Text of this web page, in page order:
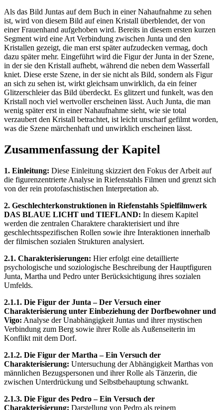
Als das Bild Juntas auf dem Buch in einer Nahaufnahme zu sehen
ist, wird von diesem Bild auf einen Kristall überblendet, der von
einer Frauenhand aufgehoben wird. Bereits in diesem ersten kurzen
Segment wird eine Art Verbindung zwischen Junta und den
Kristallen gezeigt, die man erst später aufzudecken vermag, doch
dazu später mehr. Eingeführt wird die Figur der Junta in der Szene,
in der sie den Kristall aufhebt, während die neben dem Wasserfall
kniet. Diese erste Szene, in der sie nicht als Bild, sondern als Figur
an sich zu sehen ist, wirkt gleichsam unwirklich, da ein feiner
Glitzerschleier das Bild überdeckt. Es glitzert und funkelt, was den
Kristall noch viel wertvoller erscheinen lässt. Auch Junta, die man
wenig später erst in einer Nahaufnahme sieht, wie sie total
verzaubert den Kristall betrachtet, ist leicht unscharf gefilmt worden,
was die Szene märchenhaft und unwirklich erscheinen lässt.
Zusammenfassung der Kapitel
1. Einleitung: Diese Einleitung skizziert den Fokus der Arbeit auf
die figurenzentrierte Analyse in Riefenstahls Filmen und grenzt sich
von der rein protofaschistischen Interpretation ab.
2. Geschlechterkonstruktionen in Riefenstahls Spielfilmwerk
DAS BLAUE LICHT und TIEFLAND: In diesem Kapitel
werden die zentralen Charaktere charakterisiert und ihre
geschlechtsspezifischen Rollen sowie ihre Interaktionen innerhalb
der filmischen sozialen Strukturen analysiert.
2.1. Charakterisierungen: Hier erfolgt eine detaillierte
psychologische und soziologische Beschreibung der Hauptfiguren
Junta, Martha und Pedro unter Berücksichtigung ihres sozialen
Umfelds.
2.1.1. Die Figur der Junta – Der Versuch einer
Charakterisierung unter Einbeziehung der Dorfbewohner und
Vigo: Analyse der Unabhängigkeit Juntas und ihrer mystischen
Verbindung zum Berg sowie ihrer Rolle als Außenseiterin im
Konflikt mit dem Dorf.
2.1.2. Die Figur der Martha – Ein Versuch der
Charakterisierung: Untersuchung der Abhängigkeit Marthas von
männlichen Bezugspersonen und ihrer Rolle als Tänzerin, die
zwischen Unterdrückung und Selbstbehauptung schwankt.
2.1.3. Die Figur des Pedro – Ein Versuch der
Charakterisierung: Darstellung von Pedro als reinem